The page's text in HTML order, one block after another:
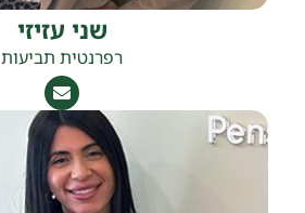
שני עזיזי
רפרנטית תביעות